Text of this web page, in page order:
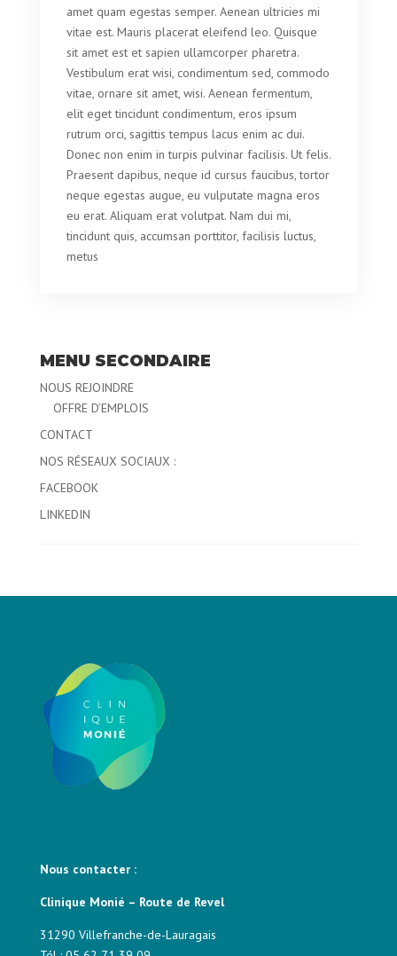
amet quam egestas semper. Aenean ultricies mi
vitae est. Mauris placerat eleifend leo. Quisque
sit amet est et sapien ullamcorper pharetra.
Vestibulum erat wisi, condimentum sed, commodo
vitae, ornare sit amet, wisi. Aenean fermentum,
elit eget tincidunt condimentum, eros ipsum
rutrum orci, sagittis tempus lacus enim ac dui.
Donec non enim in turpis pulvinar facilisis. Ut felis.
Praesent dapibus, neque id cursus faucibus, tortor
neque egestas augue, eu vulputate magna eros
eu erat. Aliquam erat volutpat. Nam dui mi,
tincidunt quis, accumsan porttitor, facilisis luctus,
metus
MENU SECONDAIRE
NOUS REJOINDRE
OFFRE D’EMPLOIS
CONTACT
NOS RÉSEAUX SOCIAUX :
FACEBOOK
LINKEDIN
Nous contacter :
Clinique Monié – Route de Revel
31290 Villefranche-de-Lauragais